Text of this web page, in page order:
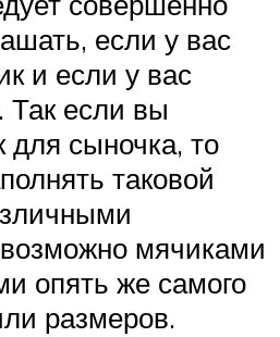
если у вас
и если у вас
Так если вы
для сыночка, то
таковой
мячиками
опять же самого
размеров.